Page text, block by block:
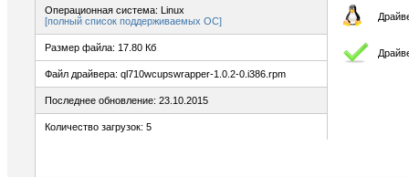
Операционная система: Linux
[полный список поддерживаемых ОС]
Размер файла: 17.80 Кб
Файл драйвера: ql710wcupswrapper-1.0.2-0.i386.rpm
Последнее обновление: 23.10.2015
Количество загрузок: 5